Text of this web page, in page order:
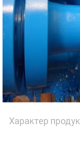
ЦИТАТУ
КАРТА
САЙТА
Характер